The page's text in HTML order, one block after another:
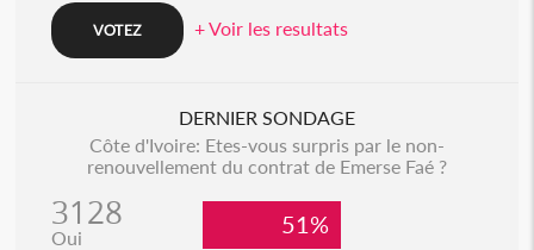
+ Voir les resultats
DERNIER SONDAGE
Côte d'Ivoire: Etes-vous surpris par le non-
renouvellement du contrat de Emerse Faé ?
3128
Oui 51%